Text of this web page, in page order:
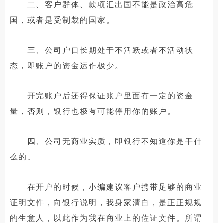
二、客户群体、款项汇出国不能是政治高危
国，或者是受制裁的国家。
三、公司户口长期处于不活跃或者不活动状
态，即账户的资金运作极少。
开完账户后还得保证账户里面有一定的资金
量，否则，银行也极有可能停用你的账户。
四、公司无商业实质，即银行不知道你是干什
么的。
在开户的时候，小编建议客户携带足够的商业
证明文件，向银行说明，我身家清白，是正正规规
的生意人，以此作为我在商业上的佐证文件。所谓